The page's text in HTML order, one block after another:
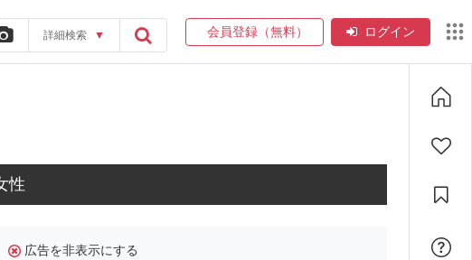
詳細検索 ▼ 会員登録（無料） ログイン
性
広告を非表示にする